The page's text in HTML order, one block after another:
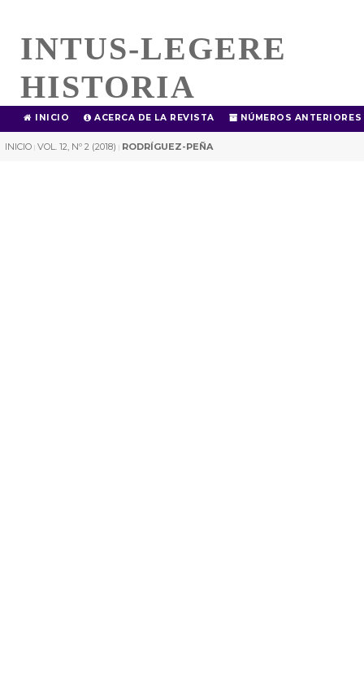
INTUS-LEGERE
HISTORIA
INICIO ACERCA DE LA REVISTA NÚMEROS ANTERIORES
INICIO | VOL. 12, Nº 2 (2018) | RODRÍGUEZ-PEÑA